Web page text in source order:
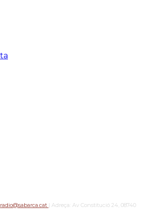
radio@sabarca.cat | Adreça: Av Constitució 24, 08740